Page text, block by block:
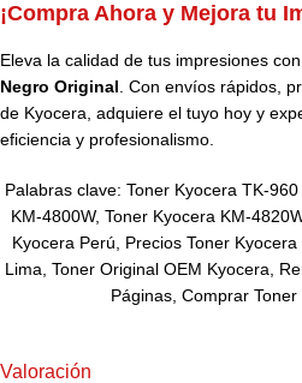
¡Compra Ahora y Mejora tu
Eleva la calidad de tus impresiones
Negro Original . Con envíos rápidos,
de Kyocera, adquiere el tuyo hoy y
eficiencia y profesionalismo.
Palabras clave: Toner Kyocera TK-
KM-4800W, Toner Kyocera KM-
Kyocera Perú, Precios Toner
Lima, Toner Original OEM Kyocera,
Páginas, Comprar
Valoración